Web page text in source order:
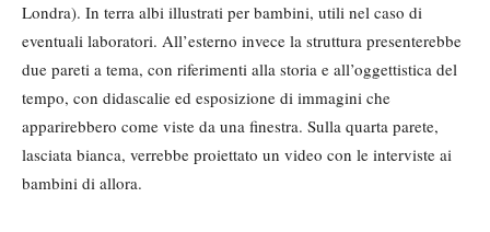
Londra). In terra albi illustrati per bambini, utili nel caso di
eventuali laboratori. All’esterno invece la struttura presenterebbe
due pareti a tema, con riferimenti alla storia e all’oggettistica del
tempo, con didascalie ed esposizione di immagini che
apparirebbero come viste da una finestra. Sulla quarta parete,
lasciata bianca, verrebbe proiettato un video con le interviste ai
bambini di allora.